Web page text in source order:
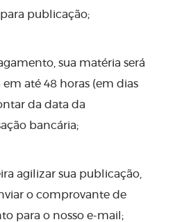
publicação;
sua matéria será
em até 48 horas (em dias
da data da
bancária;
agilizar sua publicação,
o comprovante de
para o nosso e-mail;